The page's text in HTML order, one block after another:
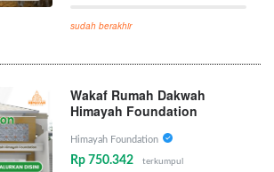
sudah berakhir
Wakaf Rumah Dakwah
Himayah Foundation
Himayah Foundation
Rp 750.342 terkumpul